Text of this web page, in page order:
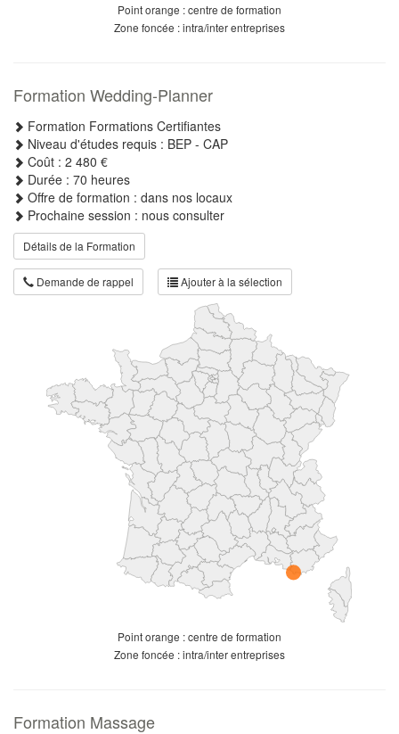
Point orange : centre de formation
Zone foncée : intra/inter entreprises
Formation Wedding-Planner
Formation Formations Certifiantes
Niveau d'études requis : BEP - CAP
Coût : 2 480 €
Durée : 70 heures
Offre de formation : dans nos locaux
Prochaine session : nous consulter
Détails de la Formation
Demande de rappel Ajouter à la sélection
Point orange : centre de formation
Zone foncée : intra/inter entreprises
Formation Massage